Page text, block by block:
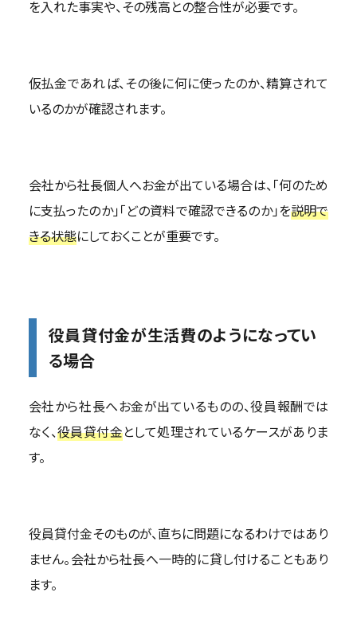
を入れた事実や、その残高との整合性が必要です。
仮払金であれば、その後に何に使ったのか、精算されて
いるのかが確認されます。
会社から社長個人へお金が出ている場合は、「何のため
に支払ったのか」「どの資料で確認できるのか」を説明で
きる状態にしておくことが重要です。
役員貸付金が生活費のようになってい
る場合
会社から社長へお金が出ているものの、役員報酬では
なく、役員貸付金として処理されているケースがありま
す。
役員貸付金そのものが、直ちに問題になるわけではあり
ません。会社から社長へ一時的に貸し付けることもあり
ます。